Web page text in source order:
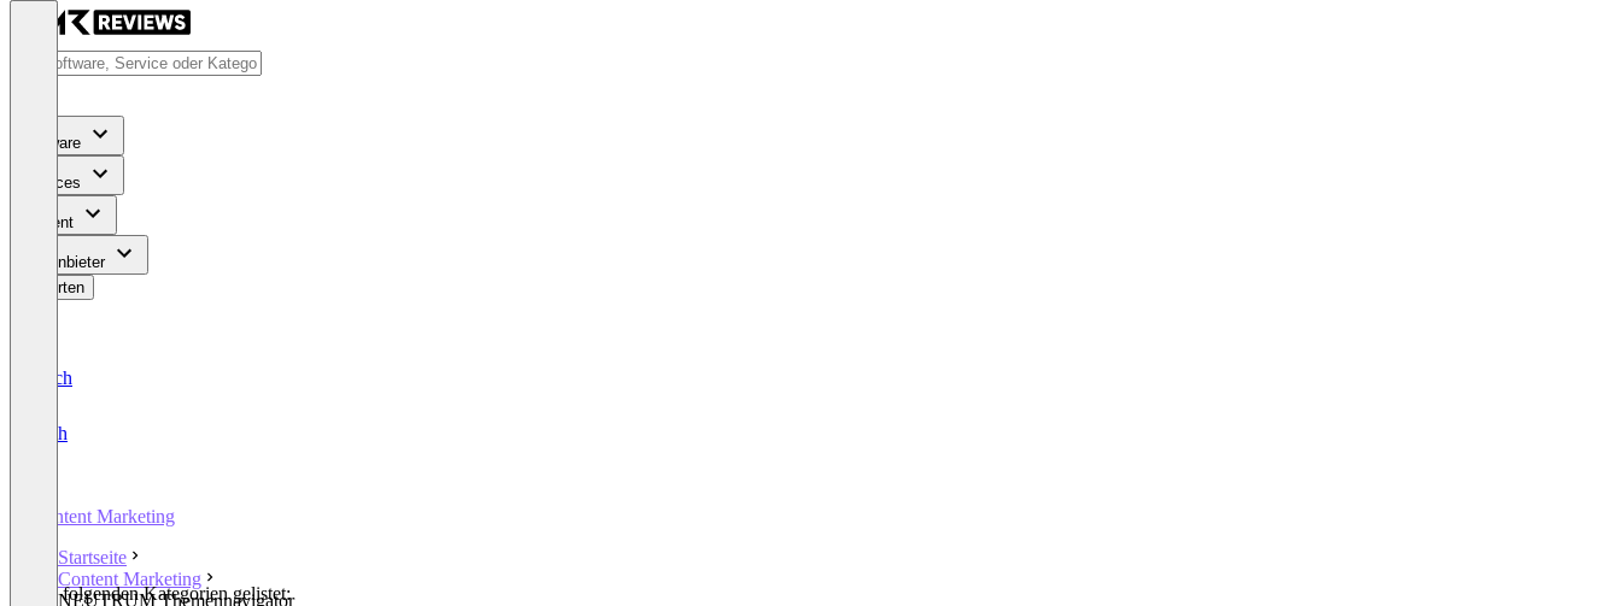
Software
Services
Content
Für Anbieter
Bewerten
Deutsch
English
Content Marketing
Startseite
Content Marketing
NEUTRUM Themennavigator
In den folgenden Kategorien gelistet: